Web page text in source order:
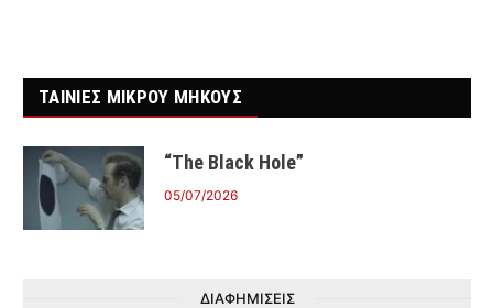
ΤΑΙΝΙΕΣ ΜΙΚΡΟΥ ΜΗΚΟΥΣ
“The Black Hole”
05/07/2026
ΔΙΑΦΗΜΙΣΕΙΣ